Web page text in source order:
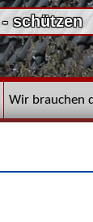
schützen
Wir brauchen